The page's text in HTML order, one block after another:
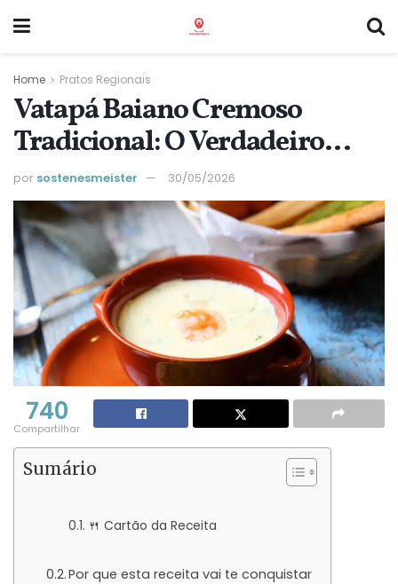
Home Pratos Regionais
Vatapá Baiano Cremoso
Tradicional: O Verdadeiro
Sabor da Bahia
por sostenesmeister 30/05/2026
740
Compartilhar
Sumário
🍴 Cartão da Receita
Por que esta receita vai te conquistar